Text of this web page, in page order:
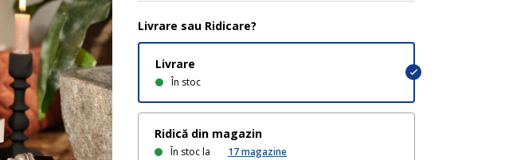
Livrare sau Ridicare?
Livrare
În stoc
Ridică din magazin
În stoc la 17magazine